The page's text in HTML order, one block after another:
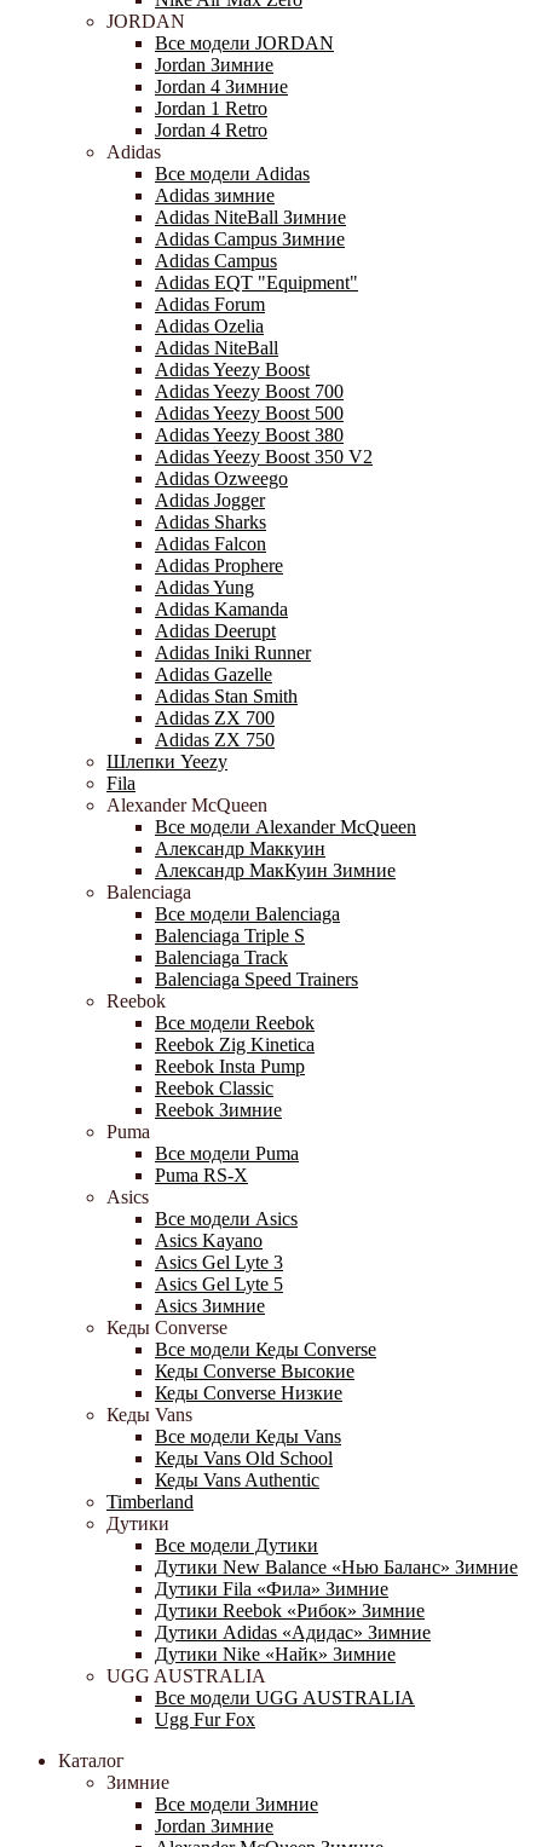
JORDAN
Все модели JORDAN
Jordan Зимние
Jordan 4 Зимние
Jordan 1 Retro
Jordan 4 Retro
Adidas
Все модели Adidas
Adidas зимние
Adidas NiteBall Зимние
Adidas Campus Зимние
Adidas Campus
Adidas EQT "Equipment"
Adidas Forum
Adidas Ozelia
Adidas NiteBall
Adidas Yeezy Boost
Adidas Yeezy Boost 700
Adidas Yeezy Boost 500
Adidas Yeezy Boost 380
Adidas Yeezy Boost 350 V2
Adidas Ozweego
Adidas Jogger
Adidas Sharks
Adidas Falcon
Adidas Prophere
Adidas Yung
Adidas Kamanda
Adidas Deerupt
Adidas Iniki Runner
Adidas Gazelle
Adidas Stan Smith
Adidas ZX 700
Adidas ZX 750
Шлепки Yeezy
Fila
Alexander McQueen
Все модели Alexander McQueen
Александр Маккуин
Александр МакКуин Зимние
Balenciaga
Все модели Balenciaga
Balenciaga Triple S
Balenciaga Track
Balenciaga Speed Trainers
Reebok
Все модели Reebok
Reebok Zig Kinetica
Reebok Insta Pump
Reebok Classic
Reebok Зимние
Puma
Все модели Puma
Puma RS-X
Asics
Все модели Asics
Asics Kayano
Asics Gel Lyte 3
Asics Gel Lyte 5
Asics Зимние
Кеды Converse
Все модели Кеды Converse
Кеды Converse Высокие
Кеды Converse Низкие
Кеды Vans
Все модели Кеды Vans
Кеды Vans Old School
Кеды Vans Authentic
Timberland
Дутики
Все модели Дутики
Дутики New Balance «Нью Баланс» Зимние
Дутики Fila «Фила» Зимние
Дутики Reebok «Рибок» Зимние
Дутики Adidas «Адидас» Зимние
Дутики Nike «Найк» Зимние
UGG AUSTRALIA
Все модели UGG AUSTRALIA
Ugg Fur Fox
Каталог
Зимние
Все модели Зимние
Jordan Зимние